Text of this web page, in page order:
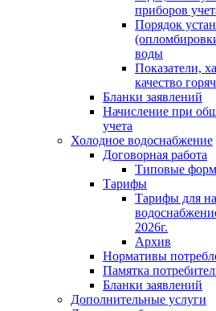
приборов
Порядок
воды
Показатели,
качество
Бланки заявлений
Начисление при
учета
Холодное водоснабжение
Договорная работа
Типовые
Тарифы
Тарифы для
2026г.
Архив
Нормативы
Памятка
Бланки заявлений
Дополнительные услуги